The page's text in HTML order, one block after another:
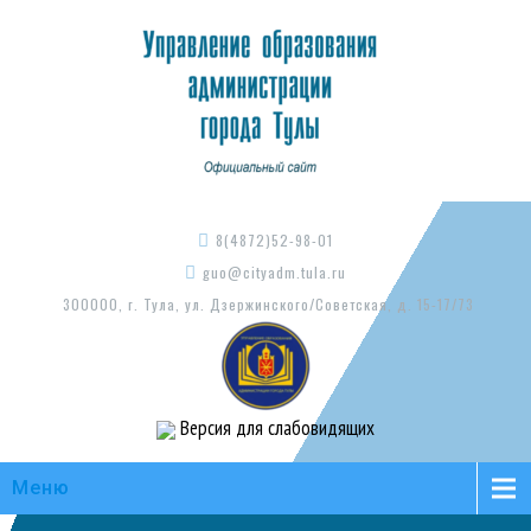
8(4872)52-98-01
guo@cityadm.tula.ru
300000, г. Тула, ул. Дзержинского/Советская, д. 15-17/73
Версия для слабовидящих
Меню